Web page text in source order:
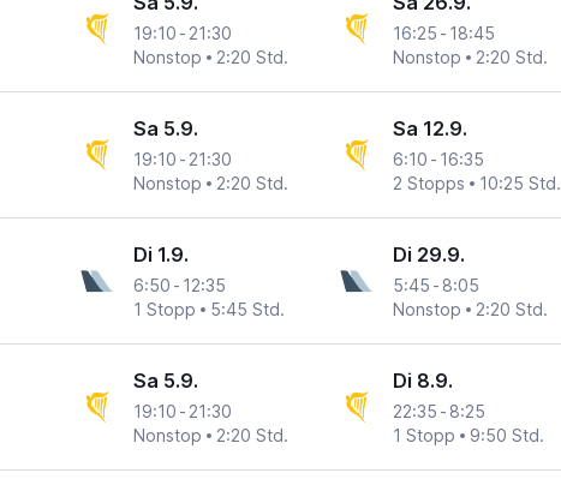
19:10 - 21:30
Nonstop
2:20 Std.
16:25 - 18:45
Nonstop
2:20 Std.
Sa 5.9.
19:10 - 21:30
Nonstop
2:20 Std.
Sa 12.9.
6:10 - 16:35
2 Stopps
10:25 Std.
Di 1.9.
6:50 - 12:35
1 Stopp
5:45 Std.
Di 29.9.
5:45 - 8:05
Nonstop
2:20 Std.
Sa 5.9.
19:10 - 21:30
Nonstop
2:20 Std.
Di 8.9.
22:35 - 8:25
1 Stopp
9:50 Std.